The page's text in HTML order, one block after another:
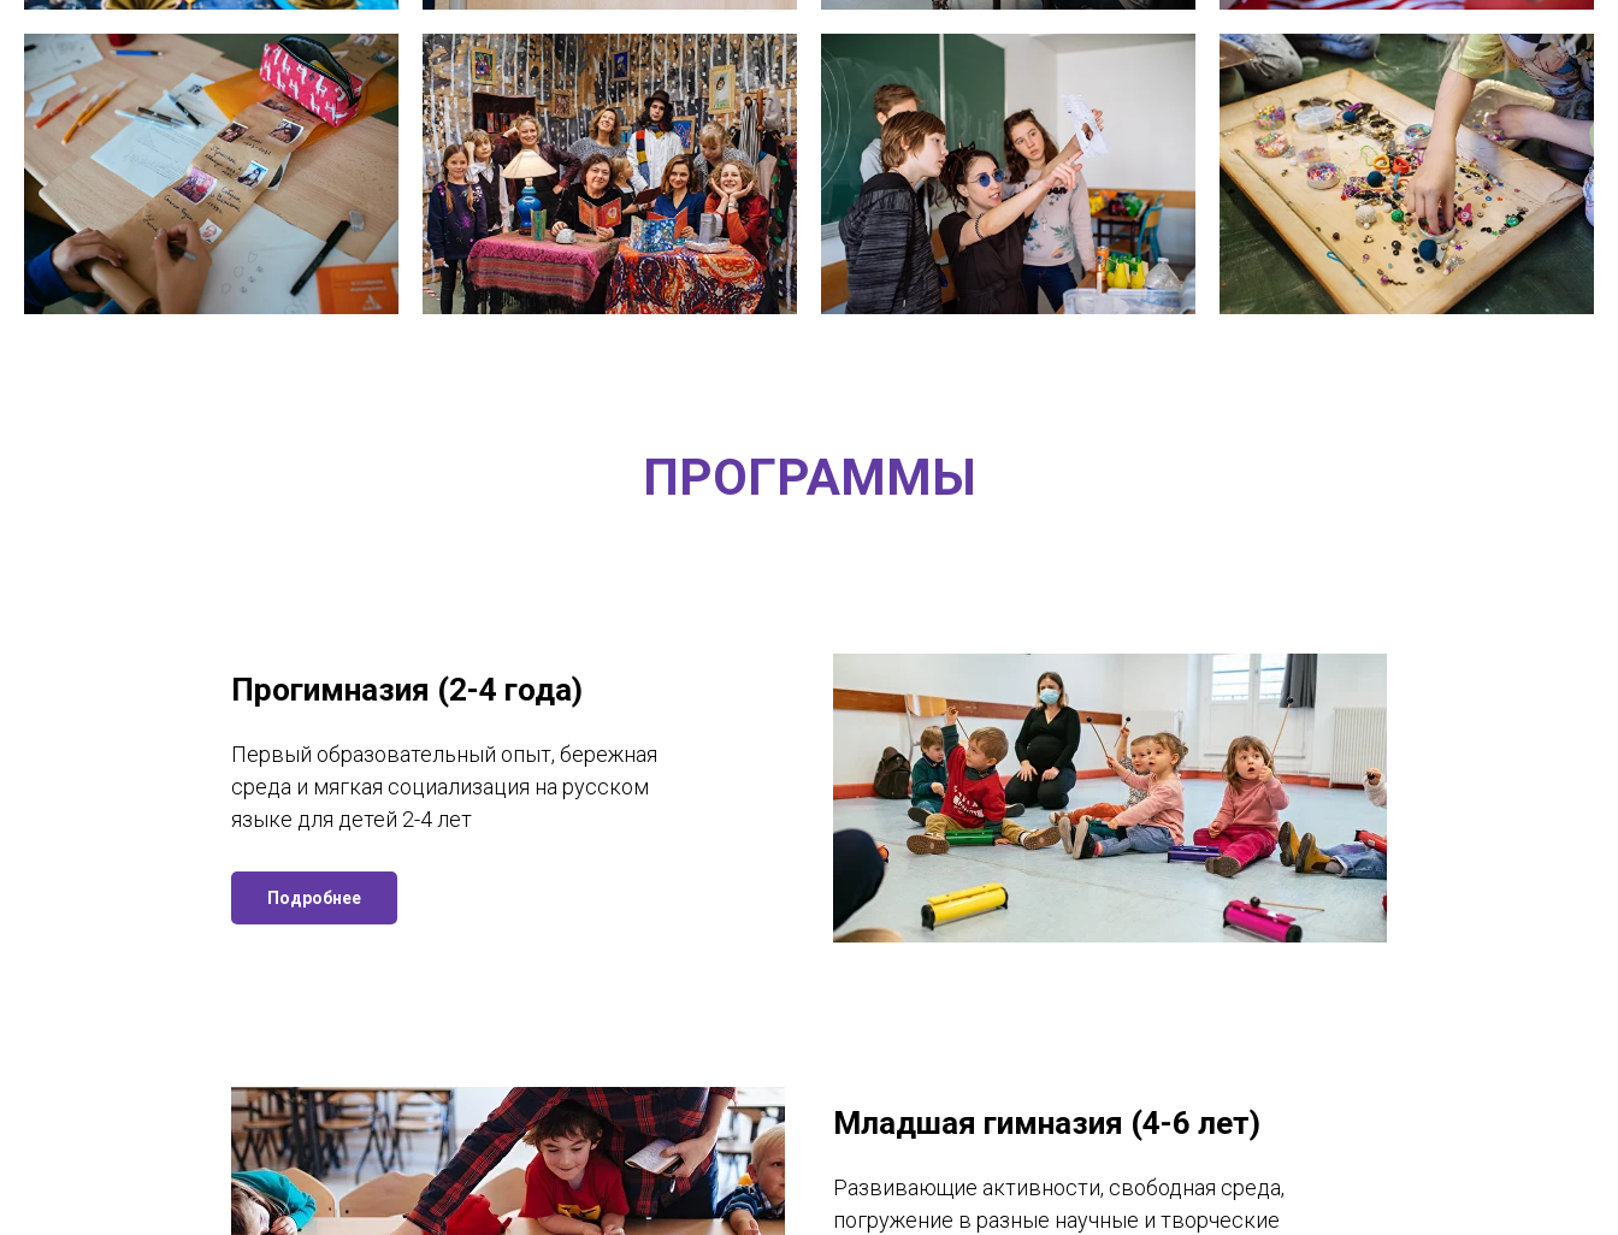
ПРОГРАММЫ
Прогимназия (2-4 года)
Первый образовательный опыт, бережная
среда и мягкая социализация на русском
языке для детей 2-4 лет
Подробнее
Младшая гимназия (4-6 лет)
Развивающие активности, свободная среда,
погружение в разные научные и творческие